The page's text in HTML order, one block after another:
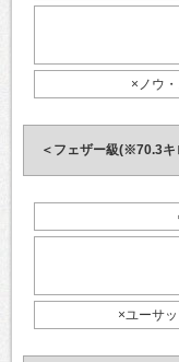
×ノウ
＜フェザー級(※70.3キ
×ユーサ